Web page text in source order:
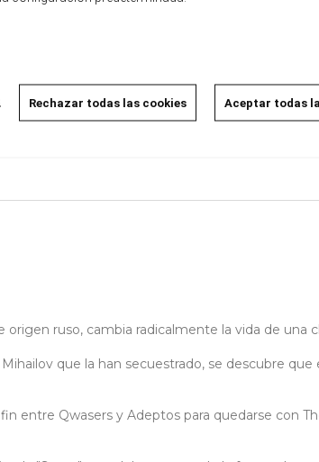
8,00 €
ruso, cambia radicalmente la vida de una
que la han secuestrado, se descubre
entre Qwasers y Adeptos para quedarse con
Rechazar todas las cookies Aceptar todas